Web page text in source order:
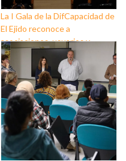
La I Gala de la DifCapacidad de
El Ejido reconoce a
asociaciones, usuarios y
personas que trabajan a favor
de este colectivo